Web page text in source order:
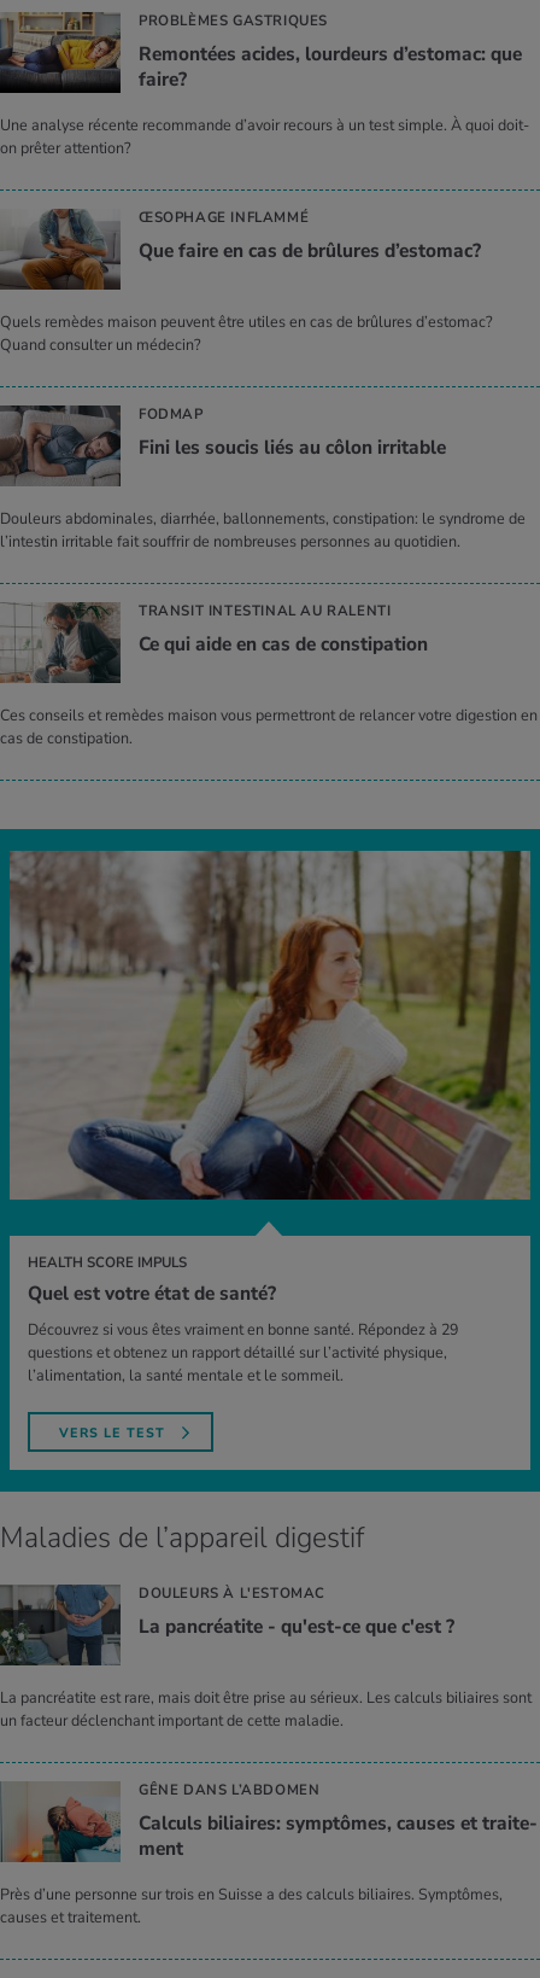
PROBLÈMES GASTRIQUES
Remon­tées acides, lour­deurs d’es­to­mac: que
faire?
Une analyse récente recommande d’avoir recours à un test simple. À quoi doit-
on prêter attention?
ŒSOPHAGE INFLAMMÉ
Que faire en cas de brû­lures d’es­to­mac?
Quels remèdes maison peuvent être utiles en cas de brûlures d’estomac?
Quand consulter un médecin?
FODMAP
Fini les sou­cis liés au côlon irri­table
Douleurs abdominales, diarrhée, ballonnements, constipation: le syndrome de
l’intestin irritable fait souffrir de nombreuses personnes au quotidien.
TRANSIT INTESTINAL AU RALENTI
Ce qui aide en cas de consti­pa­tion
Ces conseils et remèdes maison vous permettront de relancer votre digestion en
cas de constipation.
HEALTH SCORE IMPULS
Quel est votre état de santé?
Découvrez si vous êtes vraiment en bonne santé. Répondez à 29
questions et obtenez un rapport détaillé sur l’activité physique,
l’alimentation, la santé mentale et le sommeil.
VERS LE TEST
Maladies de l’appareil digestif
DOULEURS À L'ESTOMAC
La pan­créa­tite - qu'est-ce que c'est ?
La pancréatite est rare, mais doit être prise au sérieux. Les calculs biliaires sont
un facteur déclenchant important de cette maladie.
GÊNE DANS L’ABDOMEN
Cal­culs biliaires: symp­tômes, causes et trai­te­
ment
Près d’une personne sur trois en Suisse a des calculs biliaires. Symptômes,
causes et traitement.